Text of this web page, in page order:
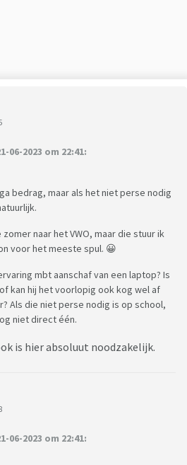
Allemaal basic spullen van
wat pasteltinten. Wij als ouders
niet van, maar hebben
3 rollen kaftpapier en een
aan 10 A4-schriften, 10
het examenjaar gaat, en dat dit dan
jullie als budget voor een
in een jaar en hoeveel kopen zij?
06-2023 om 22:41:
bedrag, maar als het niet perse nodig
naar het VWO, maar die stuur ik
voor het meeste spul. 😀
mbt aanschaf van een laptop? Is
kan hij het voorlopig ook kog wel af
Als die niet perse nodig is op school,
niet direct één.
is hier absoluut noodzakelijk.
06-2023 om 22:41: